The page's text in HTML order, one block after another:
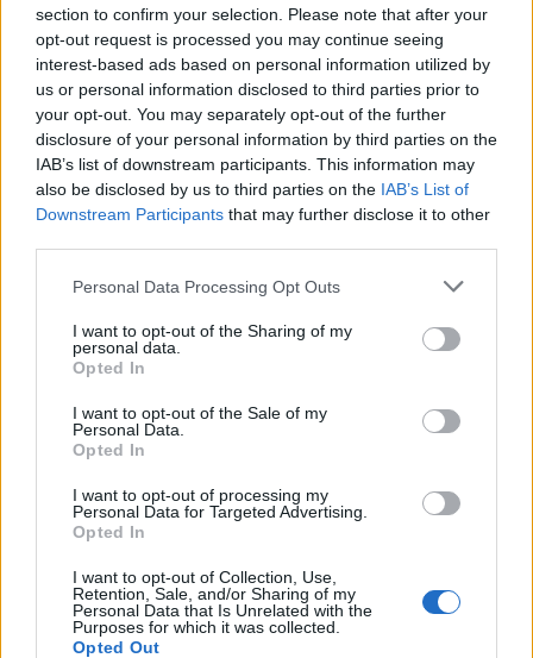
section to confirm your selection. Please note that after your
opt-out request is processed you may continue seeing
interest-based ads based on personal information utilized by
us or personal information disclosed to third parties prior to
your opt-out. You may separately opt-out of the further
disclosure of your personal information by third parties on the
IAB’s list of downstream participants. This information may
also be disclosed by us to third parties on the IAB’s List of
Downstream Participants that may further disclose it to other
Personal Data Processing Opt Outs
I want to opt-out of the Sharing of my
personal data.
Opted In
I want to opt-out of the Sale of my
Personal Data.
Opted In
I want to opt-out of processing my
Personal Data for Targeted Advertising.
Opted In
I want to opt-out of Collection, Use,
Retention, Sale, and/or Sharing of my
Personal Data that Is Unrelated with the
Purposes for which it was collected.
Opted Out
Add stonisi.gr on Google ↗
ΣΤΗΝ ΙΔΙΑ ΚΑΤΗΓΟΡΙΑ
ΜΥΤΙΛΗΝΗ
Ο ΔΕΔΔΗΕ τράβηξε την πρίζα
εξαφανίστηκε η ενημέρωση
Ξενοδοχεία, τουριστικά
καταλύματα και επιχειρήσεις
εστίασης έμειναν χωρίς ρεύμα
μέσα στον Αύγουστο – Ο Στρατής
Αλμπάνης καταγγέλλει
απαξιωτικές απαντήσεις και ένα
χορευτική αγκαλιά
Ο «Τέρπανδρος» Άντισσας και το
Χορευτικό Τμήμα του
αντάμωσαν σε μια ξεχωριστή
γιορτή